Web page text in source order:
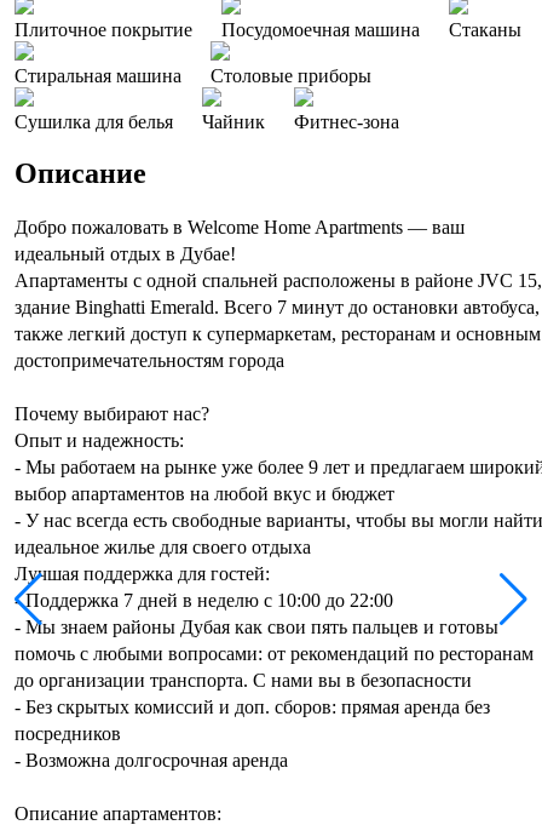
Плиточное покрытие Посудомоечная машина Стаканы
Стиральная машина Столовые приборы
Сушилка для белья Чайник Фитнес-зона
Описание
Добро пожаловать в Welcome Home Apartments — ваш
идеальный отдых в Дубае!
Апартаменты с одной спальней расположены в районе JVC 15,
здание Binghatti Emerald. Всего 7 минут до остановки автобуса,
также легкий доступ к супермаркетам, ресторанам и основным
достопримечательностям города
Почему выбирают нас?
Опыт и надежность:
- Мы работаем на рынке уже более 9 лет и предлагаем
выбор апартаментов на любой вкус и бюджет
- У нас всегда есть свободные варианты, чтобы вы могли найти
идеальное жилье для своего отдыха
Лучшая поддержка для гостей:
- Поддержка 7 дней в неделю с 10:00 до 22:00
- Мы знаем районы Дубая как свои пять пальцев и готовы
помочь с любыми вопросами: от рекомендаций по ресторанам
до организации транспорта. С нами вы в безопасности
- Без скрытых комиссий и доп. сборов: прямая аренда без
посредников
- Возможна долгосрочная аренда
Описание апартаментов: